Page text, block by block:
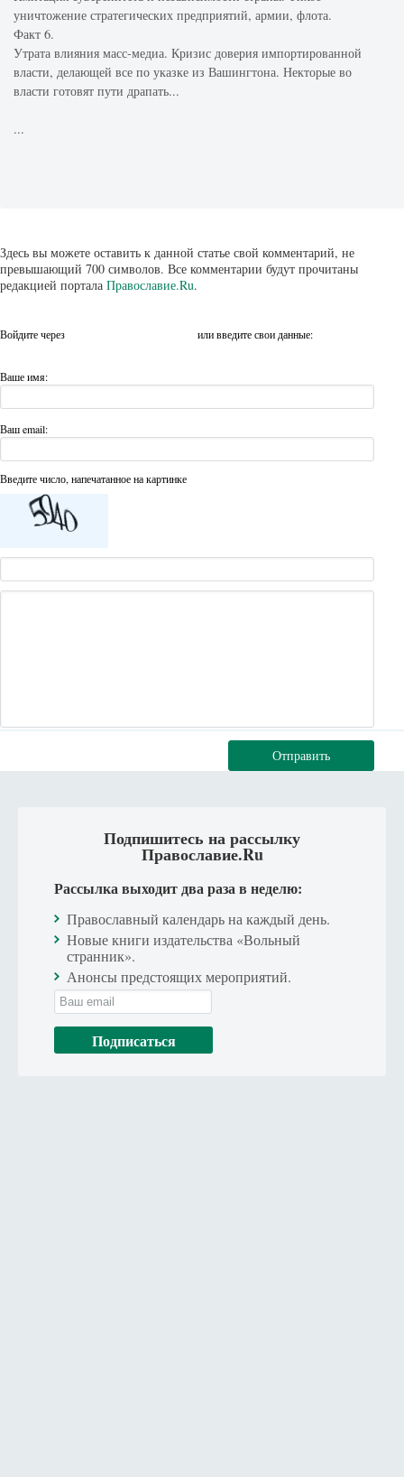
уничтожение стратегических предприятий, армии, флота.
Факт 6.
Утрата влияния масс-медиа. Кризис доверия импортированной
власти, делающей все по указке из Вашингтона. Некторые во
власти готовят пути драпать...
...
Здесь вы можете оставить к данной статье свой комментарий, не
превышающий 700 символов. Все комментарии будут прочитаны
редакцией портала Православие.Ru.
Войдите через или введите свои данные:
Ваше имя:
Ваш email:
Введите число, напечатанное на картинке
Отправить
Подпишитесь на рассылку
Православие.Ru
Рассылка выходит два раза в неделю:
Православный календарь на каждый день.
Новые книги издательства «Вольный
странник».
Анонсы предстоящих мероприятий.